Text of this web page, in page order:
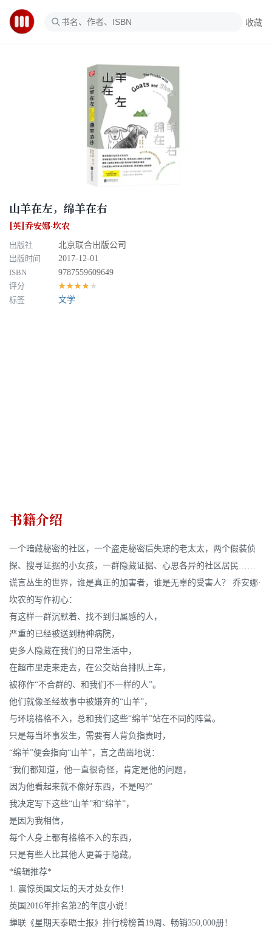
收藏
山羊在左，绵羊在右
[英]乔安娜·坎农
出版社
北京联合出版公司
出版时间
2017-12-01
ISBN
9787559609649
评分
★★★★★
标签 文学
书籍介绍
一个暗藏秘密的社区，一个盗走秘密后失踪的老太太，两个假装侦
探、搜寻证据的小女孩，一群隐藏证据、心思各异的社区居民……
谎言丛生的世界，谁是真正的加害者，谁是无辜的受害人？ 乔安娜·
坎农的写作初心：
有这样一群沉默着、找不到归属感的人，
严重的已经被送到精神病院，
更多人隐藏在我们的日常生活中，
在超市里走来走去，在公交站台排队上车，
被称作“不合群的、和我们不一样的人”。
他们就像圣经故事中被嫌弃的“山羊”，
与环境格格不入，总和我们这些“绵羊”站在不同的阵营。
只是每当坏事发生，需要有人背负指责时，
“绵羊”便会指向“山羊”，言之凿凿地说：
“我们都知道，他一直很奇怪，肯定是他的问题，
因为他看起来就不像好东西，不是吗?”
我决定写下这些“山羊”和“绵羊”，
是因为我相信，
每个人身上都有格格不入的东西，
只是有些人比其他人更善于隐藏。
*编辑推荐*
1. 震惊英国文坛的天才处女作！
英国2016年排名第2的年度小说！
蝉联《星期天泰晤士报》排行榜榜首19周、畅销350,000册！